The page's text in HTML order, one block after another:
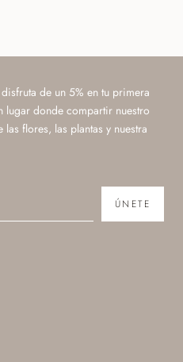
de un 5% en tu primera
lugar donde compartir nuestro
flores, las plantas y nuestra
ÚNETE